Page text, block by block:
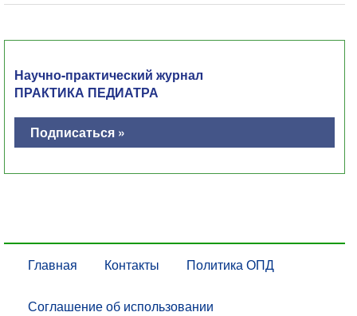
Научно-практический журнал
ПРАКТИКА ПЕДИАТРА
Подписаться »
Главная Контакты Политика ОПД
Соглашение об использовании